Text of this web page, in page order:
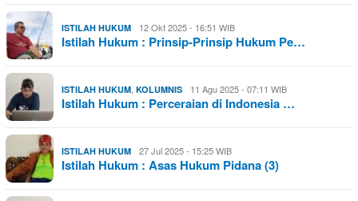
ISTILAH HUKUM 12 Okt 2025 - 16:51 WIB
Istilah Hukum : Prinsip-Prinsip Hukum Pe…
ISTILAH HUKUM KOLUMNIS 11 Agu 2025 - 07:11 WIB
Istilah Hukum : Perceraian di Indonesia …
ISTILAH HUKUM 27 Jul 2025 - 15:25 WIB
Istilah Hukum : Asas Hukum Pidana (3)